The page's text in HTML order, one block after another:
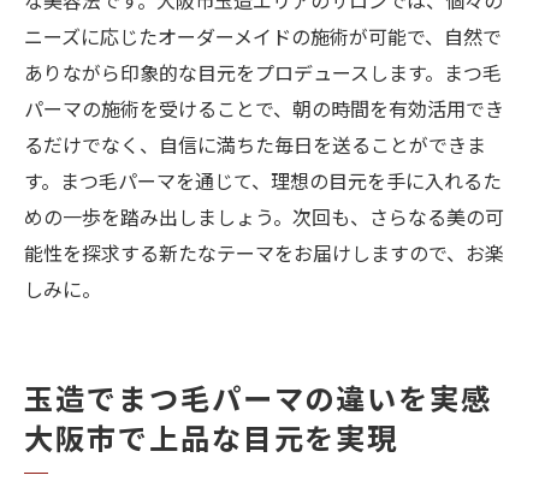
ニーズに応じたオーダーメイドの施術が可能で、自然で
ありながら印象的な目元をプロデュースします。まつ毛
パーマの施術を受けることで、朝の時間を有効活用でき
るだけでなく、自信に満ちた毎日を送ることができま
す。まつ毛パーマを通じて、理想の目元を手に入れるた
めの一歩を踏み出しましょう。次回も、さらなる美の可
能性を探求する新たなテーマをお届けしますので、お楽
しみに。
玉造でまつ毛パーマの違いを実感
大阪市で上品な目元を実現